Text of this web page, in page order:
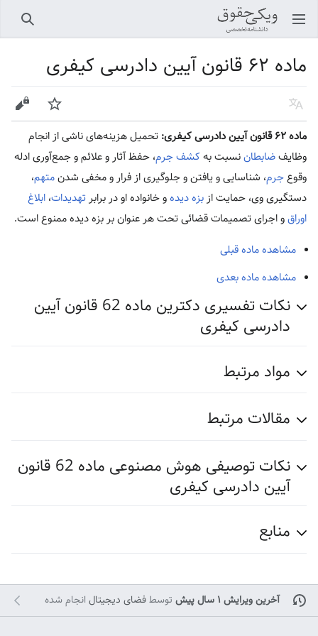
باز کردن منو اصلی جستجو
ماده ۶۲ قانون آیین دادرسی کیفری
زبان پیگیری ویرایش
ماده ۶۲ قانون آیین دادرسی کیفری:
تحمیل هزینه‌های ناشی از انجام
وظایفضابطاننسبت به کشف جرم، حفظ آثار و علائم و جمع‌آوری ادله
وقوعجرم، شناسایی و یافتن و جلوگیری از فرار و مخفی شدنمتهم،
دستگیری وی، حمایت ازبزه دیدهو خانواده او در برابرتهدیدات، ابلاغ
اوراقو اجرای تصمیمات قضائی تحت هر عنوان بر بزه دیده ممنوع است.
مشاهده ماده قبلی
مشاهده ماده بعدی
نکات تفسیری دکترین ماده 62 قانون آیین
دادرسی کیفری
مواد مرتبط
مقالات مرتبط
نکات توصیفی هوش مصنوعی ماده 62 قانون
آیین دادرسی کیفری
منابع
آخرین ویرایش ۱ سال پیش توسطفضای دیجیتال انجام شده